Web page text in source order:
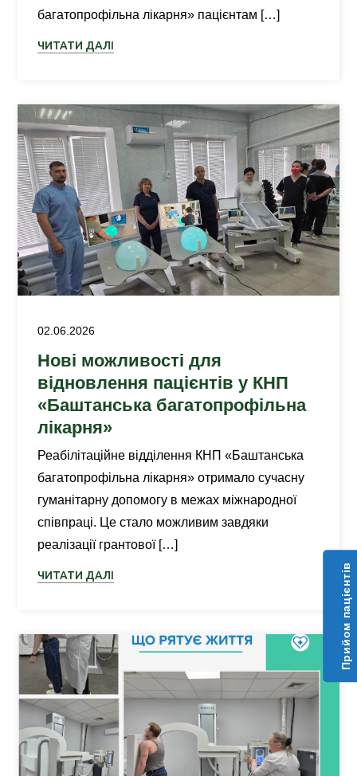
багатопрофільна лікарня» пацієнтам […]
ЧИТАТИ ДАЛІ
02.06.2026
Нові можливості для
відновлення пацієнтів у КНП
«Баштанська багатопрофільна
лікарня»
Реабілітаційне відділення КНП «Баштанська
багатопрофільна лікарня» отримало сучасну
гуманітарну допомогу в межах міжнародної
співпраці. Це стало можливим завдяки
реалізації грантової […]
ЧИТАТИ ДАЛІ Прийом пацієнтів